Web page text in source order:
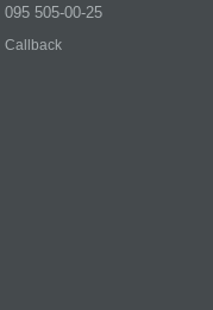
095 505-00-25
Callback